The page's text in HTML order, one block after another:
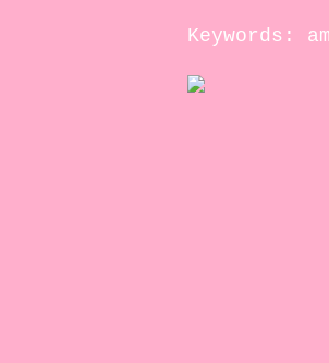
Keywords: